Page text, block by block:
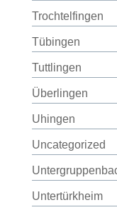
Trochtelfingen
Tübingen
Tuttlingen
Überlingen
Uhingen
Uncategorized
Untertürkheim